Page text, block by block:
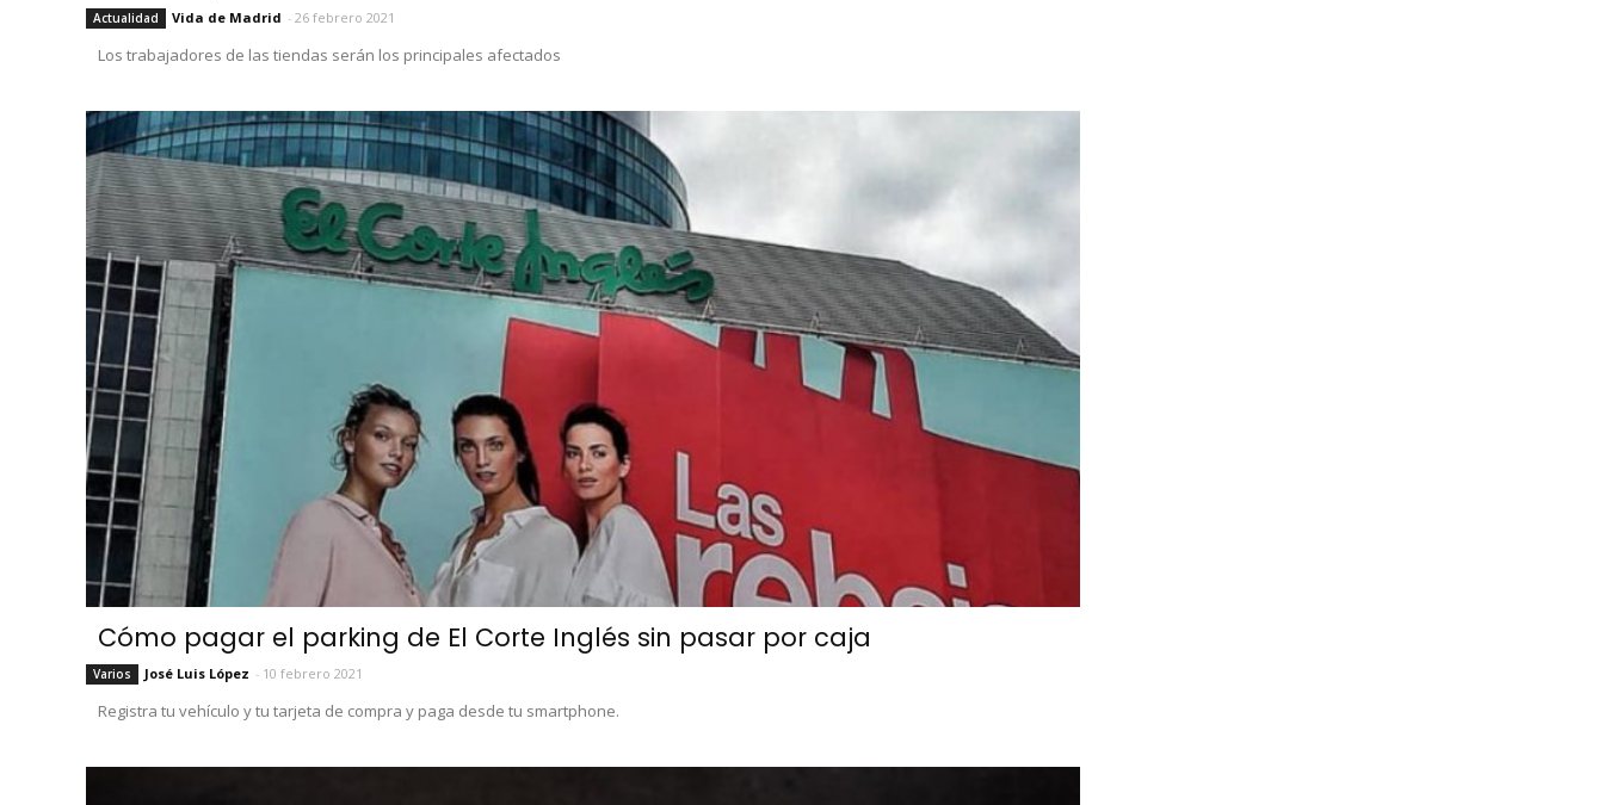
Actualidad Vida de Madrid - 26 febrero 2021
Los trabajadores de las tiendas serán los principales afectados
Cómo pagar el parking de El Corte Inglés sin pasar por caja
Varios José Luis López - 10 febrero 2021
Registra tu vehículo y tu tarjeta de compra y paga desde tu smartphone.